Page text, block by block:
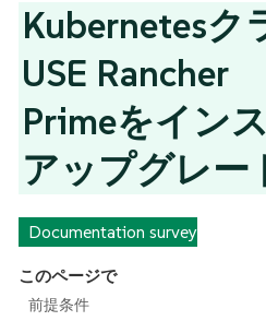
Kubernetesク
USE Rancher
Primeをイン
アップグレー
Documentation survey
このページで
前提条件